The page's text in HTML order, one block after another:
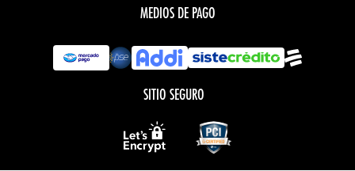
MEDIOS DE PAGO
SITIO SEGURO